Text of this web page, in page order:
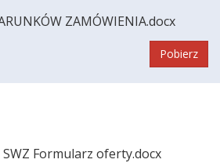
ZAMÓWIENIA.docx
Pobierz
SWZ Formularz oferty.docx